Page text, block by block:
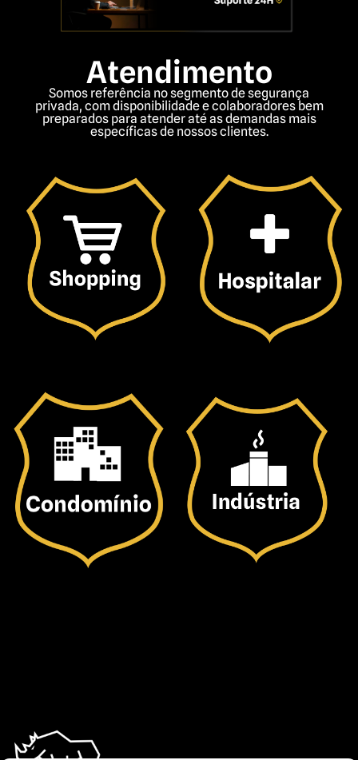
Atendimento
Somos referência no segmento de segurança
privada, com disponibilidade e colaboradores bem
preparados para atender até as demandas mais
específicas de nossos clientes.